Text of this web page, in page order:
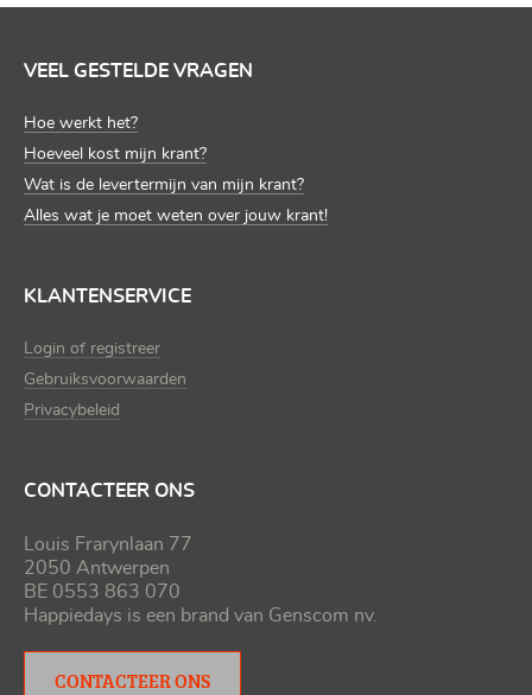
VEEL GESTELDE VRAGEN
Hoe werkt het?
Hoeveel kost mijn krant?
Wat is de levertermijn van mijn krant?
Alles wat je moet weten over jouw krant!
KLANTENSERVICE
Login of registreer
Gebruiksvoorwaarden
Privacybeleid
CONTACTEER ONS
Louis Frarynlaan 77
2050 Antwerpen
BE 0553 863 070
Happiedays is een brand van Genscom nv.
CONTACTEER ONS